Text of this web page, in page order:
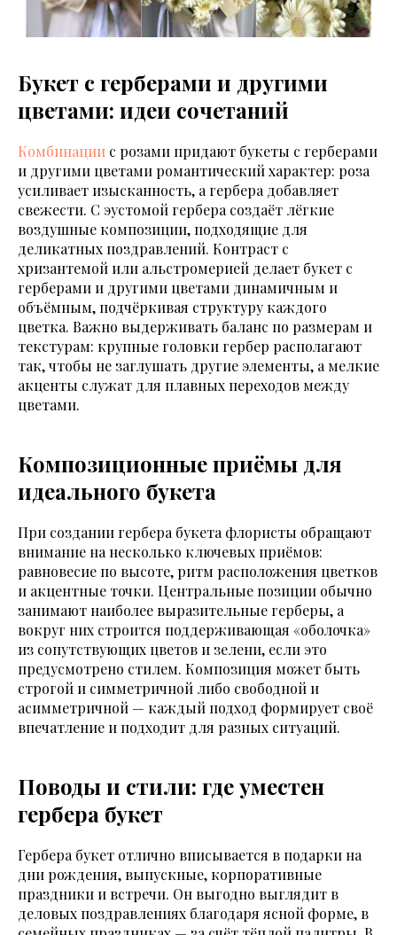
Букет с герберами и другими
цветами: идеи сочетаний
Комбинации с розами придают букеты с герберами
и другими цветами романтический характер: роза
усиливает изысканность, а гербера добавляет
свежести. С эустомой гербера создаёт лёгкие
воздушные композиции, подходящие для
деликатных поздравлений. Контраст с
хризантемой или альстромерией делает букет с
герберами и другими цветами динамичным и
объёмным, подчёркивая структуру каждого
цветка. Важно выдерживать баланс по размерам и
текстурам: крупные головки гербер располагают
так, чтобы не заглушать другие элементы, а мелкие
акценты служат для плавных переходов между
цветами.
Композиционные приёмы для
идеального букета
При создании гербера букета флористы обращают
внимание на несколько ключевых приёмов:
равновесие по высоте, ритм расположения цветков
и акцентные точки. Центральные позиции обычно
занимают наиболее выразительные герберы, а
вокруг них строится поддерживающая «оболочка»
из сопутствующих цветов и зелени, если это
предусмотрено стилем. Композиция может быть
строгой и симметричной либо свободной и
асимметричной — каждый подход формирует своё
впечатление и подходит для разных ситуаций.
Поводы и стили: где уместен
гербера букет
Гербера букет отлично вписывается в подарки на
дни рождения, выпускные, корпоративные
праздники и встречи. Он выгодно выглядит в
деловых поздравлениях благодаря ясной форме, в